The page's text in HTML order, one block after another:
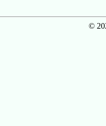
©